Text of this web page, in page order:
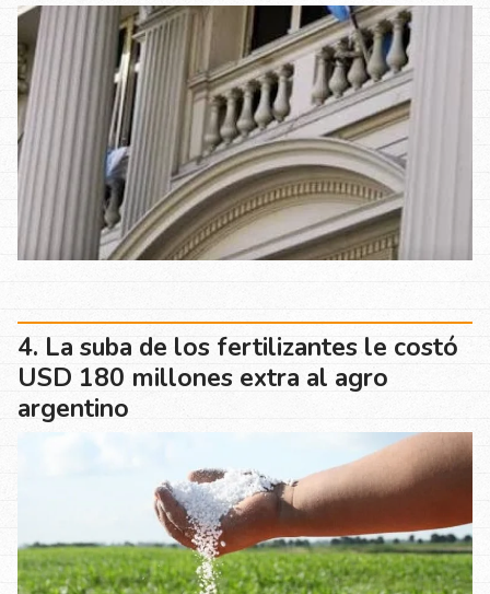
La suba de los fertilizantes le costó
USD 180 millones extra al agro
argentino